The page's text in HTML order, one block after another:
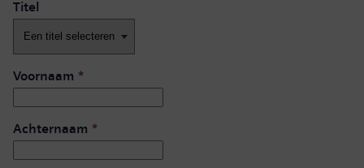
Titel
Voornaam *
Achternaam *